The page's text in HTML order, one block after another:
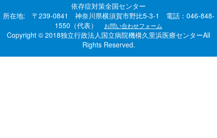
依存症対策全国センター
所在地: 〒239-0841 神奈川県横須賀市野比5-3-1 電話：046-848-
1550（代表）
お問い合わせフォーム
Copyright © 2018独立行政法人国立病院機構久里浜医療センターAll
Rights Reserved.